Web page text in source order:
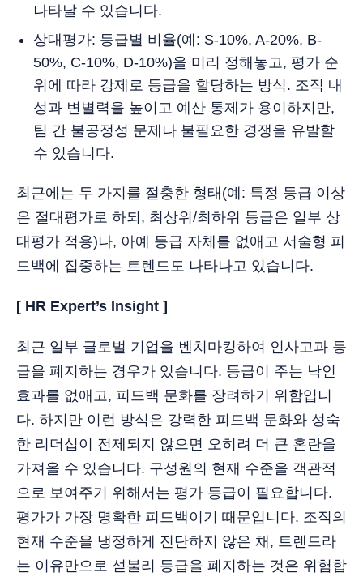
나타날 수 있습니다.
상대평가: 등급별 비율(예: S-10%, A-20%, B-
50%, C-10%, D-10%)을 미리 정해놓고, 평가 순
위에 따라 강제로 등급을 할당하는 방식. 조직 내
성과 변별력을 높이고 예산 통제가 용이하지만,
팀 간 불공정성 문제나 불필요한 경쟁을 유발할
수 있습니다.
최근에는 두 가지를 절충한 형태(예: 특정 등급 이상
은 절대평가로 하되, 최상위/최하위 등급은 일부 상
대평가 적용)나, 아예 등급 자체를 없애고 서술형 피
드백에 집중하는 트렌드도 나타나고 있습니다.
[ HR Expert’s Insight ]
최근 일부 글로벌 기업을 벤치마킹하여 인사고과 등
급을 폐지하는 경우가 있습니다. 등급이 주는 낙인
효과를 없애고, 피드백 문화를 장려하기 위함입니
다. 하지만 이런 방식은 강력한 피드백 문화와 성숙
한 리더십이 전제되지 않으면 오히려 더 큰 혼란을
가져올 수 있습니다. 구성원의 현재 수준을 객관적
으로 보여주기 위해서는 평가 등급이 필요합니다.
평가가 가장 명확한 피드백이기 때문입니다. 조직의
현재 수준을 냉정하게 진단하지 않은 채, 트렌드라
는 이유만으로 섣불리 등급을 폐지하는 것은 위험합